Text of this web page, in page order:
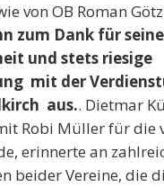
von OB Roman
zum Dank für seine
und stets riesige
mit der
aus.. Dietmar
Robi Müller für die
erinnerte an
beider Vereine, die